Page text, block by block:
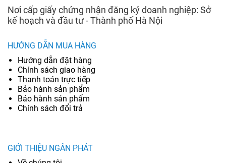
Nơi cấp giấy chứng nhận đăng ký doanh nghiệp: Sở
kế hoạch và đầu tư - Thành phố Hà Nội
HƯỚNG DẪN MUA HÀNG
Hướng dẫn đặt hàng
Chính sách giao hàng
Thanh toán trực tiếp
Bảo hành sản phẩm
Bảo hành sản phẩm
Chính sách đổi trả
GIỚI THIỆU NGÂN PHÁT